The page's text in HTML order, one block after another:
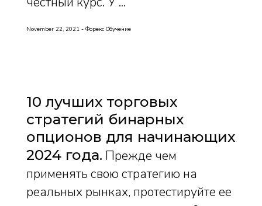
November 22, 2021 Форекс Обучение
10 лучших торговых
стратегий бинарных
опционов для начинающих
2024 года Прежде чем
применять свою стратегию на
реальных рынках, протестируйте ее